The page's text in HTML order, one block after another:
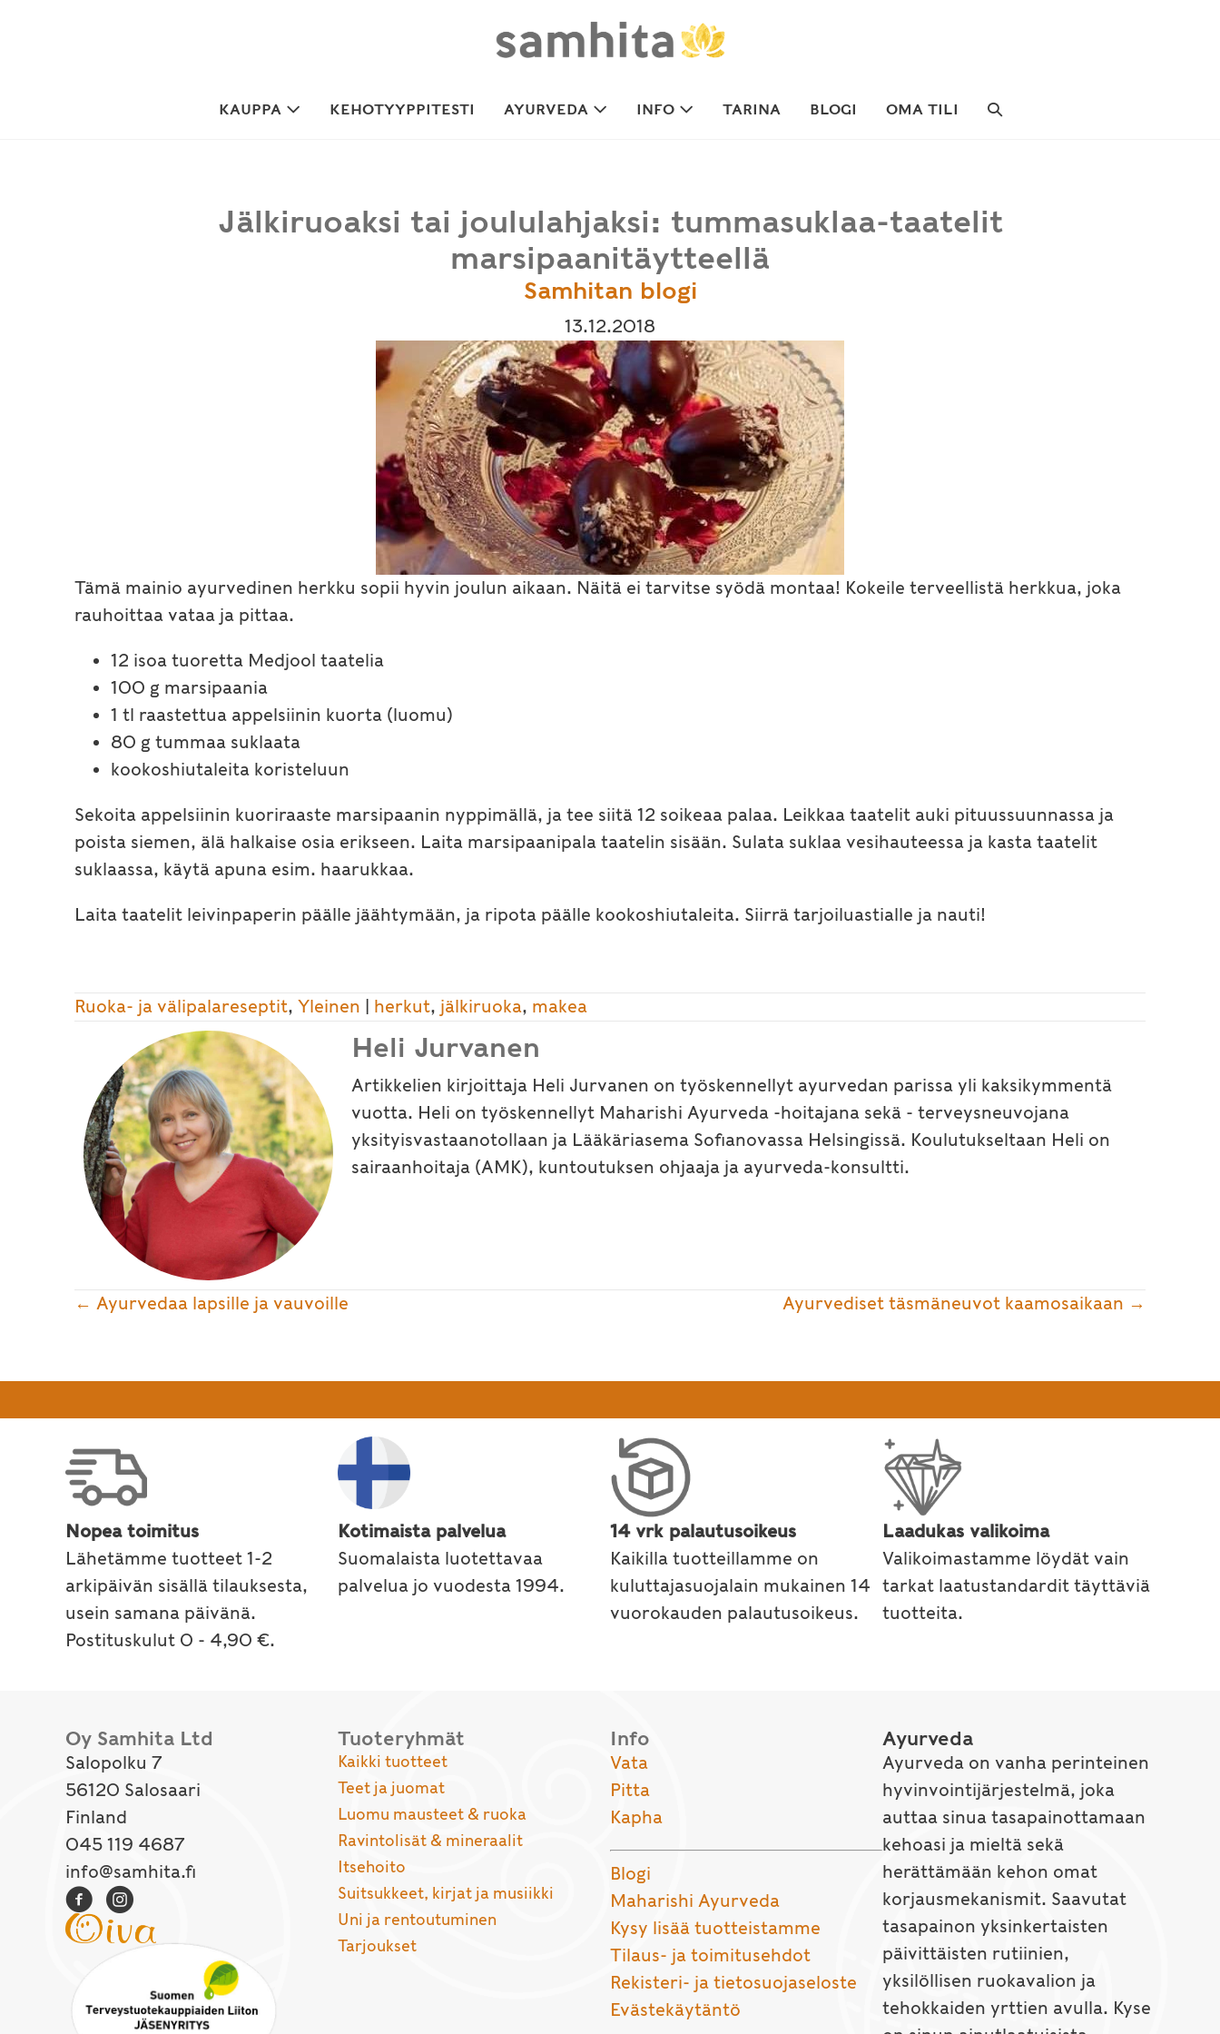
KAUPPA KEHOTYYPPITESTI AYURVEDA INFO TARINA BLOGI OMA TILI
SEARCH
Jälkiruoaksi tai joululahjaksi: tummasuklaa-taatelit
marsipaanitäytteellä
Samhitan blogi
13.12.2018
Tämä mainio ayurvedinen herkku sopii hyvin joulun aikaan. Näitä ei tarvitse syödä montaa! Kokeile terveellistä herkkua, joka
rauhoittaa vataa ja pittaa.
12 isoa tuoretta Medjool taatelia
100 g marsipaania
1 tl raastettua appelsiinin kuorta (luomu)
80 g tummaa suklaata
kookoshiutaleita koristeluun
Sekoita appelsiinin kuoriraaste marsipaanin nyppimällä, ja tee siitä 12 soikeaa palaa. Leikkaa taatelit auki pituussuunnassa ja
poista siemen, älä halkaise osia erikseen. Laita marsipaanipala taatelin sisään. Sulata suklaa vesihauteessa ja kasta taatelit
suklaassa, käytä apuna esim. haarukkaa.
Laita taatelit leivinpaperin päälle jäähtymään, ja ripota päälle kookoshiutaleita. Siirrä tarjoiluastialle ja nauti!
Ruoka- ja välipalareseptit, Yleinen herkut, jälkiruoka, makea
Heli Jurvanen
Artikkelien kirjoittaja Heli Jurvanen on työskennellyt ayurvedan parissa yli kaksikymmentä
vuotta. Heli on työskennellyt Maharishi Ayurveda -hoitajana sekä - terveysneuvojana
yksityisvastaanotollaan ja Lääkäriasema Sofianovassa Helsingissä. Koulutukseltaan Heli on
sairaanhoitaja (AMK), kuntoutuksen ohjaaja ja ayurveda-konsultti.
Posts
← Ayurvedaa lapsille ja vauvoille Ayurvediset täsmäneuvot kaamosaikaan →
Nopea toimitus
Lähetämme tuotteet 1-2
arkipäivän sisällä tilauksesta,
usein samana päivänä.
Postituskulut 0 - 4,90 €.
Kotimaista palvelua
Suomalaista luotettavaa
palvelua jo vuodesta 1994.
14 vrk palautusoikeus
Kaikilla tuotteillamme on
kuluttajasuojalain mukainen 14
vuorokauden palautusoikeus.
Laadukas valikoima
Valikoimastamme löydät vain
tarkat laatustandardit täyttäviä
tuotteita.
Oy Samhita Ltd
Salopolku 7
56120 Salosaari
Finland
045 119 4687
info@samhita.fi
Tuoteryhmät
Kaikki tuotteet
Teet ja juomat
Luomu mausteet & ruoka
Ravintolisät & mineraalit
Itsehoito
Suitsukkeet, kirjat ja musiikki
Uni ja rentoutuminen
Tarjoukset
Info
Vata
Pitta
Kapha
Blogi
Maharishi Ayurveda
Kysy lisää tuotteistamme
Tilaus- ja toimitusehdot
Rekisteri- ja tietosuojaseloste
Evästekäytäntö
Ayurveda
Ayurveda on vanha perinteinen
hyvinvointijärjestelmä, joka
auttaa sinua tasapainottamaan
kehoasi ja mieltä sekä
herättämään kehon omat
korjausmekanismit. Saavutat
tasapainon yksinkertaisten
päivittäisten rutiinien,
yksilöllisen ruokavalion ja
tehokkaiden yrttien avulla. Kyse